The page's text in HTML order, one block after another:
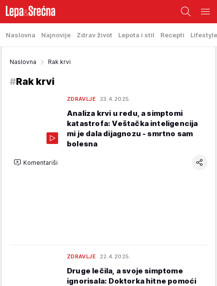
Naslovna Najnovije Zdrav život Lepota i stil Recepti Lifestyle
Naslovna Rak krvi
#Rak krvi
ZDRAVLJE 23.4.2025.
Analiza krvi u redu, a simptomi
katastrofa: Veštačka inteligencija
mi je dala dijagnozu - smrtno sam
bolesna
Komentariši
ZDRAVLJE 22.4.2025.
Druge lečila, a svoje simptome
ignorisala: Doktorka hitne pomoći